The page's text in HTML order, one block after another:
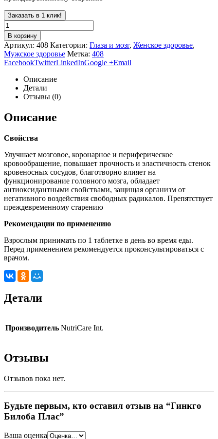
Заказать в 1 клик!
В корзину
Артикул: 408 Категории: Глаза и мозг, Женское здоровье,
Мужское здоровье Метка: 408
FacebookTwitterLinkedInGoogle +Email
Описание
Детали
Отзывы (0)
Описание
Свойства
Улучшает мозговое, коронарное и периферическое
кровообращение, повышает прочность и эластичность стенок
кровеносных сосудов, благотворно влияет на
функционирование головного мозга, обладает
антиоксидантными свойствами, защищая организм от
негативного воздействия свободных радикалов. Препятствует
преждевременному старению
Рекомендации по применению
Взрослым принимать по 1 таблетке в день во время еды.
Перед применением рекомендуется проконсультироваться с
врачом.
Детали
Производитель NutriCare Int.
Отзывы
Отзывов пока нет.
Будьте первым, кто оставил отзыв на “Гинкго
Билоба Плас”
Ваша оценка